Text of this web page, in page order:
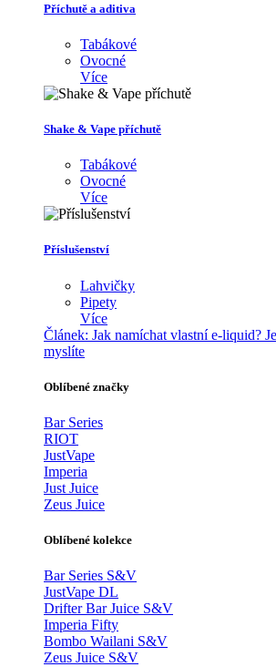
Příchutě a aditiva
Tabákové
Ovocné
Více
Shake & Vape příchutě
Tabákové
Ovocné
Více
Příslušenství
Lahvičky
Pipety
Více
Článek: Jak namíchat vlastní e-liquid?
myslíte
Oblíbené značky
Bar Series
RIOT
JustVape
Imperia
Just Juice
Zeus Juice
Oblíbené kolekce
Bar Series S&V
JustVape DL
Drifter Bar Juice S&V
Imperia Fifty
Bombo Wailani S&V
Zeus Juice S&V